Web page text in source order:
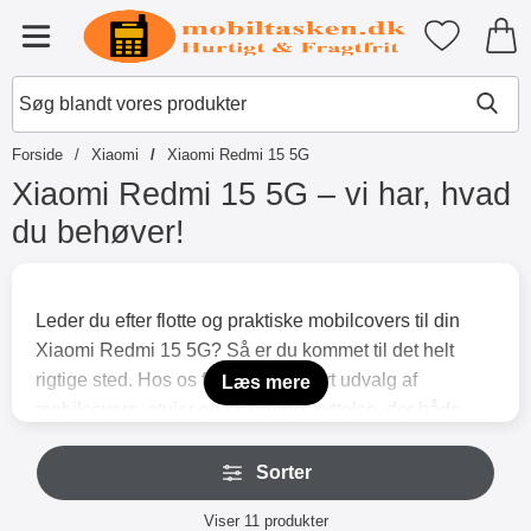
Menu Startside for Tibro BilligaMine
Forside Xiaomi Xiaomi Redmi 15 5G
Xiaomi Redmi 15 5G – vi har, hvad
du behøver!
Læs mere
Leder du efter flotte og praktiske mobilcovers til din
Xiaomi Redmi 15 5G? Så er du kommet til det helt
rigtige sted. Hos os finder du et stort udvalg af
mobilcovers, etuier og skærmbeskyttelse, der både
Vi ved, hvor vigtigt det er, at mobilen holder sig hel i
hverdagen – uanset om den ligger i tasken, lommen
Sorter
Viser 11 produkter